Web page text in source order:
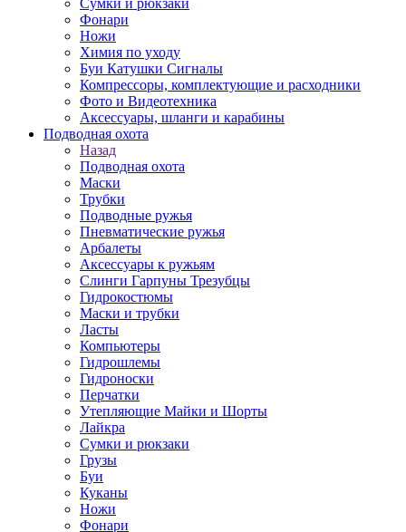
Сумки и рюкзаки
Фонари
Ножи
Химия по уходу
Буи Катушки Сигналы
Компрессоры, комплектующие и расходники
Фото и Видеотехника
Аксессуары, шланги и карабины
Подводная охота
Назад
Подводная охота
Маски
Трубки
Подводные ружья
Пневматические ружья
Арбалеты
Аксессуары к ружьям
Слинги Гарпуны Трезубцы
Гидрокостюмы
Маски и трубки
Ласты
Компьютеры
Гидрошлемы
Гидроноски
Перчатки
Утепляющие Майки и Шорты
Лайкра
Сумки и рюкзаки
Грузы
Буи
Куканы
Ножи
Фонари